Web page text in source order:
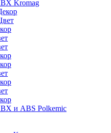
Kromag
и ABS Polkemic